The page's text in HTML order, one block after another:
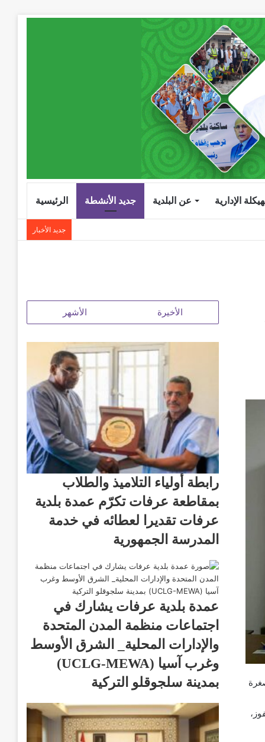
الرئيسية جديد الأنشطة عن البلدية الإدارية
جديد الأخبار
الأخيرة الأشهر
رابطة أولياء التلاميذ والطلاب
بمقاطعة عرفات تكرّم عمدة بلدية
عرفات تقديرا لعطائه في خدمة
المدرسة الجمهورية
عمدة بلدية عرفات يشارك في
اجتماعات منظمة المدن المتحدة
والإدارات المحلية_ الشرق الأوسط
وغرب آسيا (UCLG-MEWA)
بمدينة سلجوقلو التركية